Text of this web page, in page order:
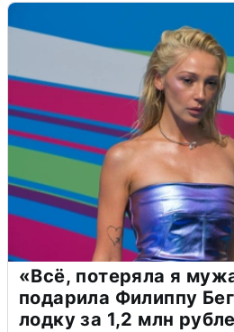
«Всё, потеряла я
подарила Филиппу
лодку за 1,2 млн